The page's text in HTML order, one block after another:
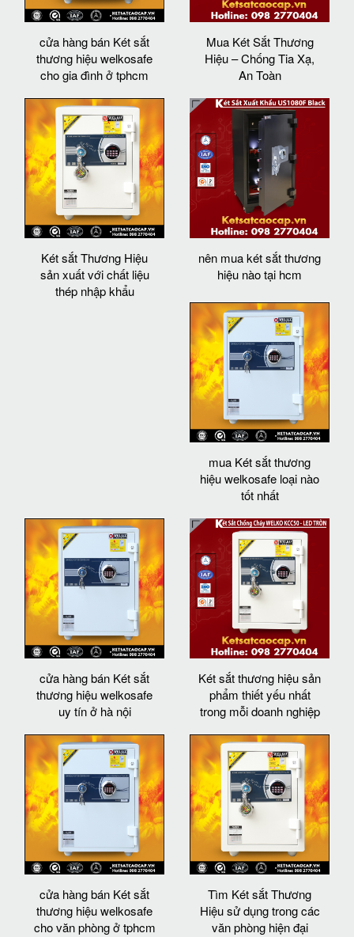
cửa hàng bán Két sắt
thương hiệu welkosafe
cho gia đình ở tphcm
Mua Két Sắt Thương
Hiệu – Chống Tia Xạ,
An Toàn
Két sắt Thương Hiệu
sản xuất với chất liệu
thép nhập khẩu
nên mua két sắt thương
hiệu nào tại hcm
mua Két sắt thương
hiệu welkosafe loại nào
tốt nhất
cửa hàng bán Két sắt
thương hiệu welkosafe
uy tín ở hà nội
Két sắt thương hiệu sản
phẩm thiết yếu nhất
trong mỗi doanh nghiệp
cửa hàng bán Két sắt
thương hiệu welkosafe
cho văn phòng ở tphcm
Tìm Két sắt Thương
Hiệu sử dụng trong các
văn phòng hiện đại